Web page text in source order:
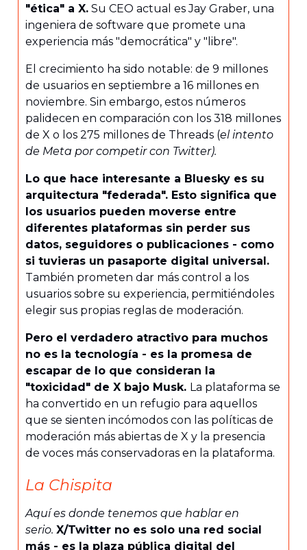
"ética" a X. Su CEO actual es Jay Graber, una
ingeniera de software que promete una
experiencia más "democrática" y "libre".
El crecimiento ha sido notable: de 9 millones
de usuarios en septiembre a 16 millones en
noviembre. Sin embargo, estos números
palidecen en comparación con los 318 millones
de X o los 275 millones de Threads (el intento
de Meta por competir con Twitter).
Lo que hace interesante a Bluesky es su
arquitectura "federada". Esto significa que
los usuarios pueden moverse entre
diferentes plataformas sin perder sus
datos, seguidores o publicaciones - como
si tuvieras un pasaporte digital universal.
También prometen dar más control a los
usuarios sobre su experiencia, permitiéndoles
elegir sus propias reglas de moderación.
Pero el verdadero atractivo para muchos
no es la tecnología - es la promesa de
escapar de lo que consideran la
"toxicidad" de X bajo Musk. La plataforma se
ha convertido en un refugio para aquellos
que se sienten incómodos con las políticas de
moderación más abiertas de X y la presencia
de voces más conservadoras en la plataforma.
La Chispita
Aquí es donde tenemos que hablar en
serio. X/Twitter no es solo una red social
más - es la plaza pública digital del